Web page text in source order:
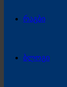
რაგბი
ბლოგი